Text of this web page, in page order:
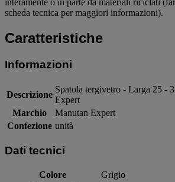
interamente o in parte da materiali riciclati
scheda tecnica per maggiori informazioni).
Caratteristiche
Informazioni
Descrizione
Spatola tergivetro - Larga 25 -
Expert
Marchio
Manutan Expert
Confezione unità
Dati tecnici
Colore
Grigio